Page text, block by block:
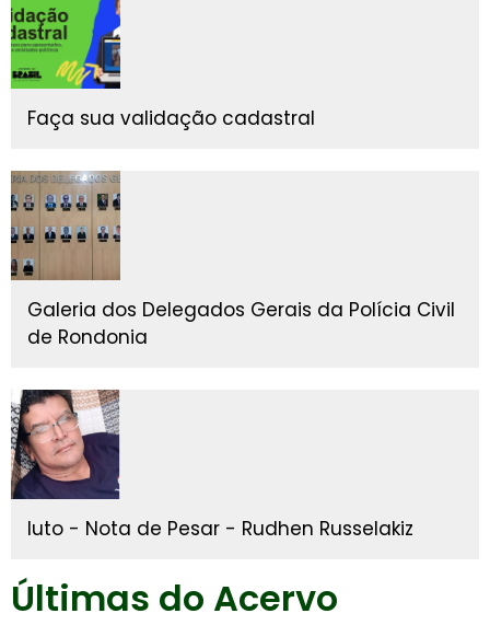
Faça sua validação cadastral
Galeria dos Delegados Gerais da Polícia Civil
de Rondonia
luto - Nota de Pesar - Rudhen Russelakiz
Últimas do Acervo